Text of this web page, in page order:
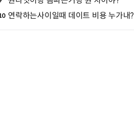
연락하는사이일때 데이트 비용 누가내?